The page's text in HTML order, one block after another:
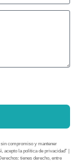
sin compromiso y mantener
la política de privacidad” |
tienes derecho, entre